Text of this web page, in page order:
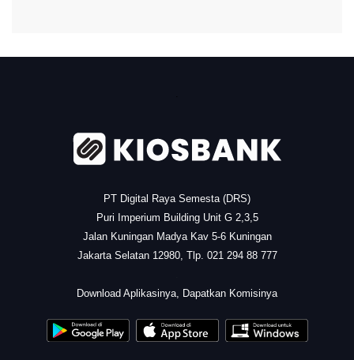
PT Digital Raya Semesta (DRS)
Puri Imperium Building Unit G 2,3,5
Jalan Kuningan Madya Kav 5-6 Kuningan
Jakarta Selatan 12980, Tlp. 021 294 88 777
Download Aplikasinya, Dapatkan Komisinya